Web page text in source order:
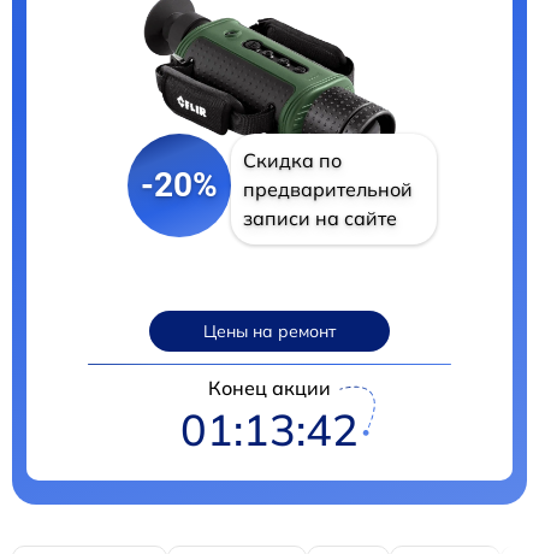
-20%
Скидка по
предварительной
записи на сайте
Цены на ремонт
Конец акции
01:13:40